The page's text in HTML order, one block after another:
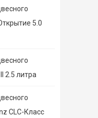
5.0
2.5 литра
CLC-Класс